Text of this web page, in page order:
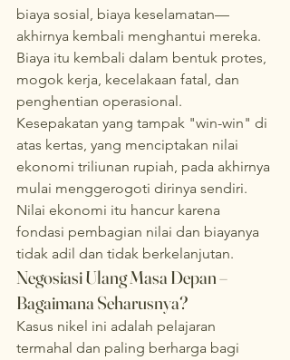
biaya sosial, biaya keselamatan—
akhirnya kembali menghantui mereka.
Biaya itu kembali dalam bentuk protes,
mogok kerja, kecelakaan fatal, dan
penghentian operasional.
Kesepakatan yang tampak "win-win" di
atas kertas, yang menciptakan nilai
ekonomi triliunan rupiah, pada akhirnya
mulai menggerogoti dirinya sendiri.
Nilai ekonomi itu hancur karena
fondasi pembagian nilai dan biayanya
tidak adil dan tidak berkelanjutan.
Negosiasi Ulang Masa Depan –
Bagaimana Seharusnya?
Kasus nikel ini adalah pelajaran
termahal dan paling berharga bagi